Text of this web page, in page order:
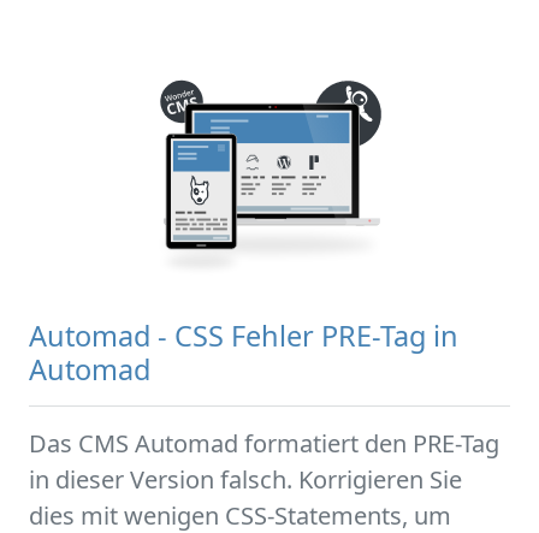
Automad - CSS Fehler PRE-Tag in
Automad
Das CMS Automad formatiert den PRE-Tag
in dieser Version falsch. Korrigieren Sie
dies mit wenigen CSS-Statements, um